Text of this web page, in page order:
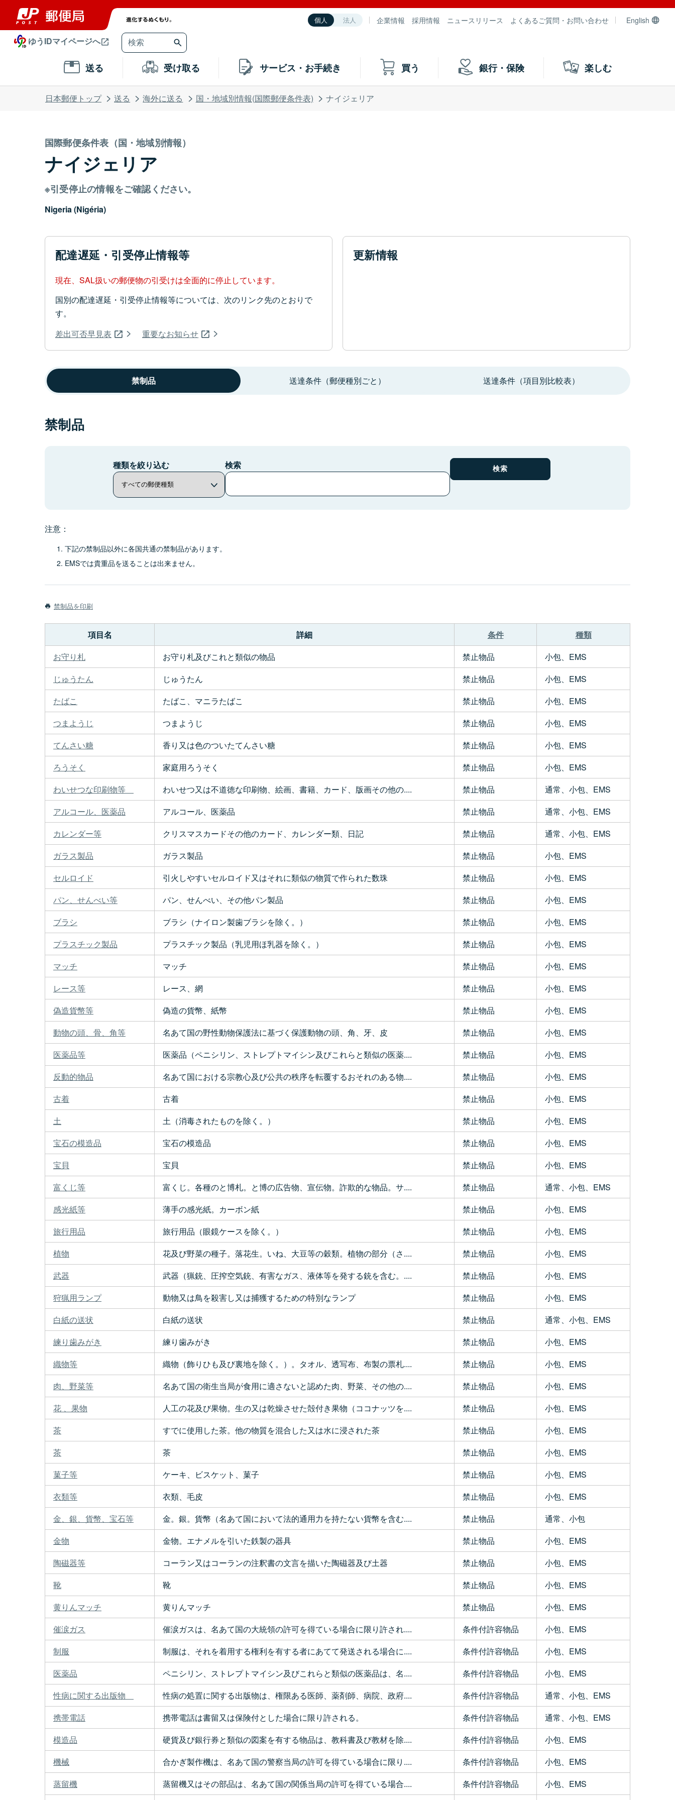
個人 法人 企業情報 採用情報 ニュースリリース よくあるご質問・お問い合わせ English
ゆうIDマイページへ
送る 受け取る サービス・お手続き 買う 銀行・保険 楽しむ
日本郵便トップ 送る 海外に送る 国・地域別情報(国際郵便条件表) ナイジェリア
国際郵便条件表（国・地域別情報）
ナイジェリア
※引受停止の情報をご確認ください。
Nigeria (Nigéria)
配達遅延・引受停止情報等
現在、SAL扱いの郵便物の引受けは全面的に停止しています。
国別の配達遅延・引受停止情報等については、次のリンク先のとおりで
す。
差出可否早見表
重要なお知らせ
更新情報
禁制品 送達条件（郵便種別ごと） 送達条件（項目別比較表）
禁制品
種類を絞り込む 検索
注意：
下記の禁制品以外に各国共通の禁制品があります。
EMSでは貴重品を送ることは出来ません。
禁制品を印刷
項目名 詳細 条件
種類
お守り札
お守り札及びこれと類似の物品 禁止物品
小包、EMS
じゅうたん
じゅうたん 禁止物品
小包、EMS
たばこ
たばこ、マニラたばこ 禁止物品
小包、EMS
つまようじ
つまようじ 禁止物品
小包、EMS
てんさい糖
香り又は色のついたてんさい糖 禁止物品
小包、EMS
ろうそく
家庭用ろうそく 禁止物品
小包、EMS
わいせつな印刷物等
わいせつ又は不道徳な印刷物、絵画、書籍、カード、版画その他の.... 禁止物品
通常、小包、EMS
アルコール、医薬品
アルコール、医薬品 禁止物品
通常、小包、EMS
カレンダー等
クリスマスカードその他のカード、カレンダー類、日記 禁止物品
通常、小包、EMS
ガラス製品
ガラス製品 禁止物品
小包、EMS
セルロイド
引火しやすいセルロイド又はそれに類似の物質で作られた数珠 禁止物品
小包、EMS
パン、せんべい等
パン、せんべい、その他パン製品 禁止物品
小包、EMS
ブラシ
ブラシ（ナイロン製歯ブラシを除く。） 禁止物品
小包、EMS
プラスチック製品
プラスチック製品（乳児用ほ乳器を除く。） 禁止物品
小包、EMS
マッチ
マッチ 禁止物品
小包、EMS
レース等
レース、網 禁止物品
小包、EMS
偽造貨幣等
偽造の貨幣、紙幣 禁止物品
小包、EMS
動物の頭、骨、角等
名あて国の野性動物保護法に基づく保護動物の頭、角、牙、皮 禁止物品
小包、EMS
医薬品等
医薬品（ペニシリン、ストレプトマイシン及びこれらと類似の医薬.... 禁止物品
小包、EMS
反動的物品
名あて国における宗教心及び公共の秩序を転覆するおそれのある物.... 禁止物品
小包、EMS
古着
古着 禁止物品
小包、EMS
土
土（消毒されたものを除く。） 禁止物品
小包、EMS
宝石の模造品
宝石の模造品 禁止物品
小包、EMS
宝貝
宝貝 禁止物品
小包、EMS
富くじ等
富くじ。各種のと博札。と博の広告物、宣伝物。詐欺的な物品。サ.... 禁止物品
通常、小包、EMS
感光紙等
薄手の感光紙。カーボン紙 禁止物品
小包、EMS
旅行用品
旅行用品（眼鏡ケースを除く。） 禁止物品
小包、EMS
植物
花及び野菜の種子。落花生。いね、大豆等の穀類。植物の部分（さ.... 禁止物品
小包、EMS
武器
武器（猟銃、圧搾空気銃、有害なガス、液体等を発する銃を含む。.... 禁止物品
小包、EMS
狩猟用ランプ
動物又は鳥を殺害し又は捕獲するための特別なランプ 禁止物品
小包、EMS
白紙の送状
白紙の送状 禁止物品
通常、小包、EMS
練り歯みがき
練り歯みがき 禁止物品
小包、EMS
織物等
織物（飾りひも及び裏地を除く。）。タオル、透写布、布製の票札.... 禁止物品
小包、EMS
肉、野菜等
名あて国の衛生当局が食用に適さないと認めた肉、野菜、その他の.... 禁止物品
小包、EMS
花 、果物
人工の花及び果物。生の又は乾燥させた殻付き果物（ココナッツを.... 禁止物品
小包、EMS
茶
すでに使用した茶。他の物質を混合した又は水に浸された茶 禁止物品
小包、EMS
茶
茶 禁止物品
小包、EMS
菓子等
ケーキ、ビスケット、菓子 禁止物品
小包、EMS
衣類等
衣類、毛皮 禁止物品
小包、EMS
金、銀、貨幣、宝石等
金。銀。貨幣（名あて国において法的通用力を持たない貨幣を含む.... 禁止物品
通常、小包
金物
金物。エナメルを引いた鉄製の器具 禁止物品
小包、EMS
陶磁器等
コーラン又はコーランの注釈書の文言を描いた陶磁器及び土器 禁止物品
小包、EMS
靴
靴 禁止物品
小包、EMS
黄りんマッチ
黄りんマッチ 禁止物品
小包、EMS
催涙ガス
催涙ガスは、名あて国の大統領の許可を得ている場合に限り許され.... 条件付許容物品
小包、EMS
制服
制服は、それを着用する権利を有する者にあてて発送される場合に.... 条件付許容物品
小包、EMS
医薬品
ペニシリン、ストレプトマイシン及びこれらと類似の医薬品は、名.... 条件付許容物品
小包、EMS
性病に関する出版物
性病の処置に関する出版物は、権限ある医師、薬剤師、病院、政府.... 条件付許容物品
通常、小包、EMS
携帯電話
携帯電話は書留又は保険付とした場合に限り許される。 条件付許容物品
通常、小包、EMS
模造品
硬貨及び銀行券と類似の図案を有する物品は、教科書及び教材を除.... 条件付許容物品
小包、EMS
機械
合かぎ製作機は、名あて国の警察当局の許可を得ている場合に限り.... 条件付許容物品
小包、EMS
蒸留機
蒸留機又はその部品は、名あて国の関係当局の許可を得ている場合.... 条件付許容物品 小包、EMS